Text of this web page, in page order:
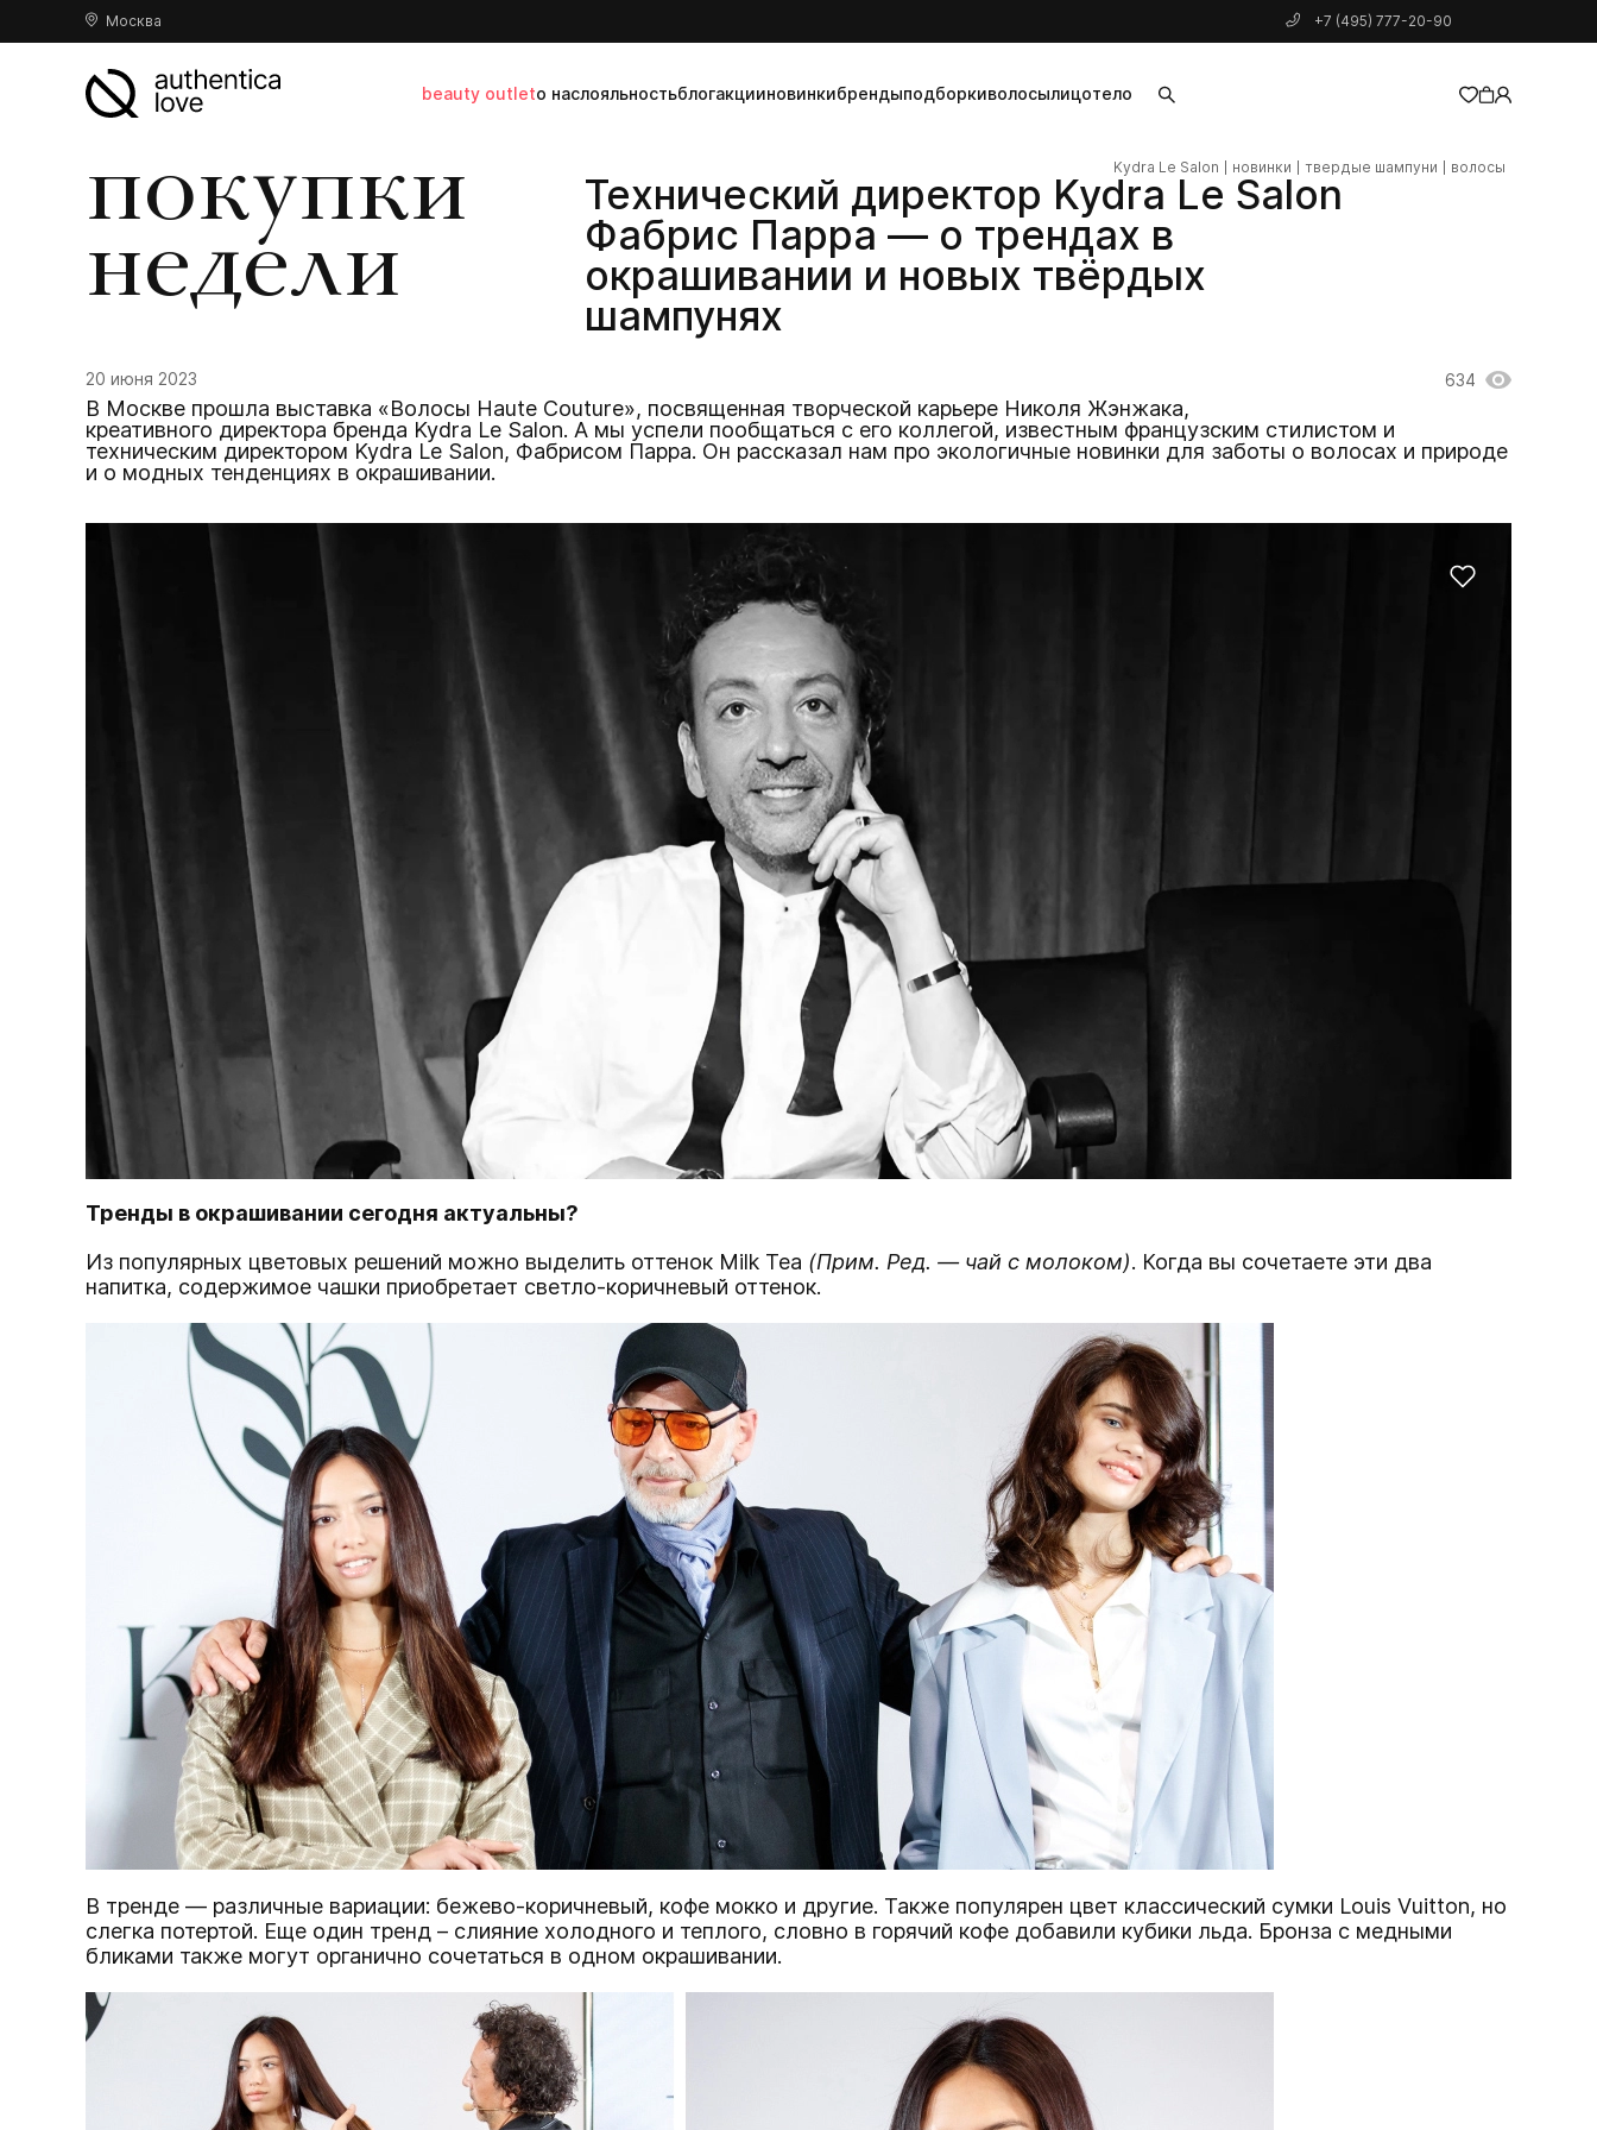
Москва +7 (495) 777-20-90
beauty outletо наслояльностьблогакцииновинкибрендыподборкиволосылицотело
добавлен в корзину
покупки
недели
Технический директор Kydra Le Salon
Фабрис Парра — о трендах в
окрашивании и новых твёрдых
шампунях
Kydra Le Salon новинки твердые шампуни волосы
20 июня 2023 634
В Москве прошла выставка «Волосы Haute Couture», посвященная творческой карьере Николя Жэнжака,
креативного директора бренда Kydra Le Salon. А мы успели пообщаться с его коллегой, известным французским стилистом и
техническим директором Kydra Le Salon, Фабрисом Парра. Он рассказал нам про экологичные новинки для заботы о волосах и природе
и о модных тенденциях в окрашивании.
Тренды в окрашивании сегодня актуальны?
Из популярных цветовых решений можно выделить оттенок Milk Tea (Прим. Ред. —чай с молоком). Когда вы сочетаете эти два
напитка, содержимое чашки приобретает светло-коричневый оттенок.
В тренде — различные вариации: бежево-коричневый, кофе мокко и другие. Также популярен цвет классический сумки Louis Vuitton, но
слегка потертой. Еще один тренд – слияние холодного и теплого, словно в горячий кофе добавили кубики льда. Бронза с медными
бликами также могут органично сочетаться в одном окрашивании.